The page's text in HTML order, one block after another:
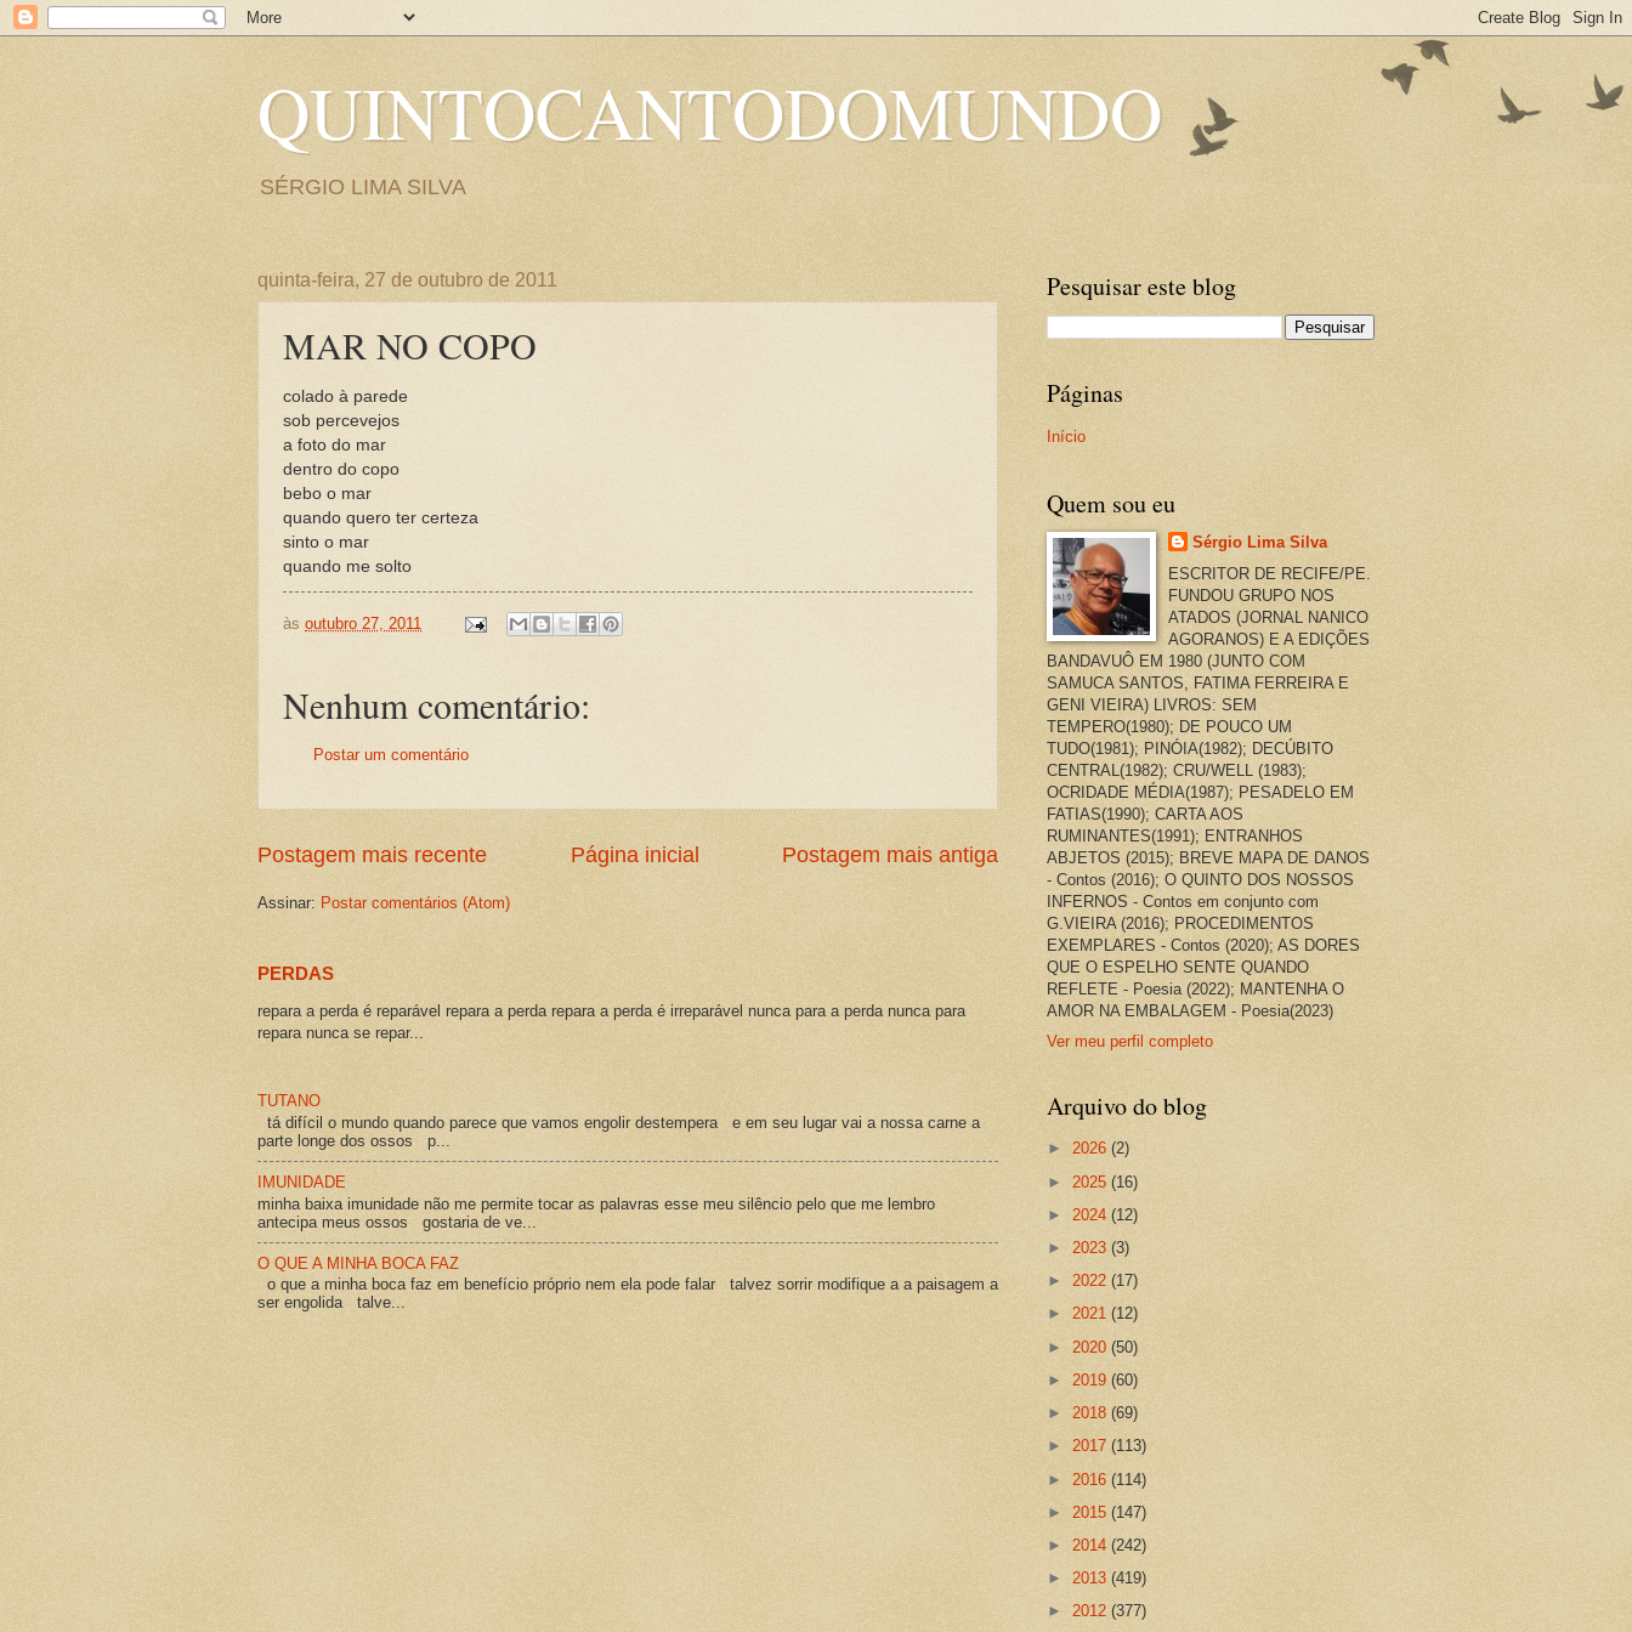
QUINTOCANTODOMUNDO
SÉRGIO LIMA SILVA
quinta-feira, 27 de outubro de 2011
MAR NO COPO
colado à parede
sob percevejos
a foto do mar
dentro do copo
bebo o mar
quando quero ter certeza
sinto o mar
quando me solto
às outubro 27, 2011
Nenhum comentário:
Postar um comentário
Postagem mais recente Postagem mais antiga
Página inicial
Assinar: Postar comentários (Atom)
PERDAS
repara a perda é reparável repara a perda repara a perda é irreparável nunca para a perda nunca para
repara nunca se repar...
TUTANO
tá difícil o mundo quando parece que vamos engolir destempera e em seu lugar vai a nossa carne a
parte longe dos ossos p...
IMUNIDADE
minha baixa imunidade não me permite tocar as palavras esse meu silêncio pelo que me lembro
antecipa meus ossos gostaria de ve...
O QUE A MINHA BOCA FAZ
o que a minha boca faz em benefício próprio nem ela pode falar talvez sorrir modifique a a paisagem a
ser engolida talve...
Pesquisar este blog
Páginas
Início
Quem sou eu
Sérgio Lima Silva
ESCRITOR DE RECIFE/PE.
FUNDOU GRUPO NOS
ATADOS (JORNAL NANICO
AGORANOS) E A EDIÇÕES
BANDAVUÔ EM 1980 (JUNTO COM
SAMUCA SANTOS, FATIMA FERREIRA E
GENI VIEIRA) LIVROS: SEM
TEMPERO(1980); DE POUCO UM
TUDO(1981); PINÓIA(1982); DECÚBITO
CENTRAL(1982); CRU/WELL (1983);
OCRIDADE MÉDIA(1987); PESADELO EM
FATIAS(1990); CARTA AOS
RUMINANTES(1991); ENTRANHOS
ABJETOS (2015); BREVE MAPA DE DANOS
- Contos (2016); O QUINTO DOS NOSSOS
INFERNOS - Contos em conjunto com
G.VIEIRA (2016); PROCEDIMENTOS
EXEMPLARES - Contos (2020); AS DORES
QUE O ESPELHO SENTE QUANDO
REFLETE - Poesia (2022); MANTENHA O
AMOR NA EMBALAGEM - Poesia(2023)
Ver meu perfil completo
Arquivo do blog
► 2026 (2)
► 2025 (16)
► 2024 (12)
► 2023 (3)
► 2022 (17)
► 2021 (12)
► 2020 (50)
► 2019 (60)
► 2018 (69)
► 2017 (113)
► 2016 (114)
► 2015 (147)
► 2014 (242)
► 2013 (419)
► 2012 (377)